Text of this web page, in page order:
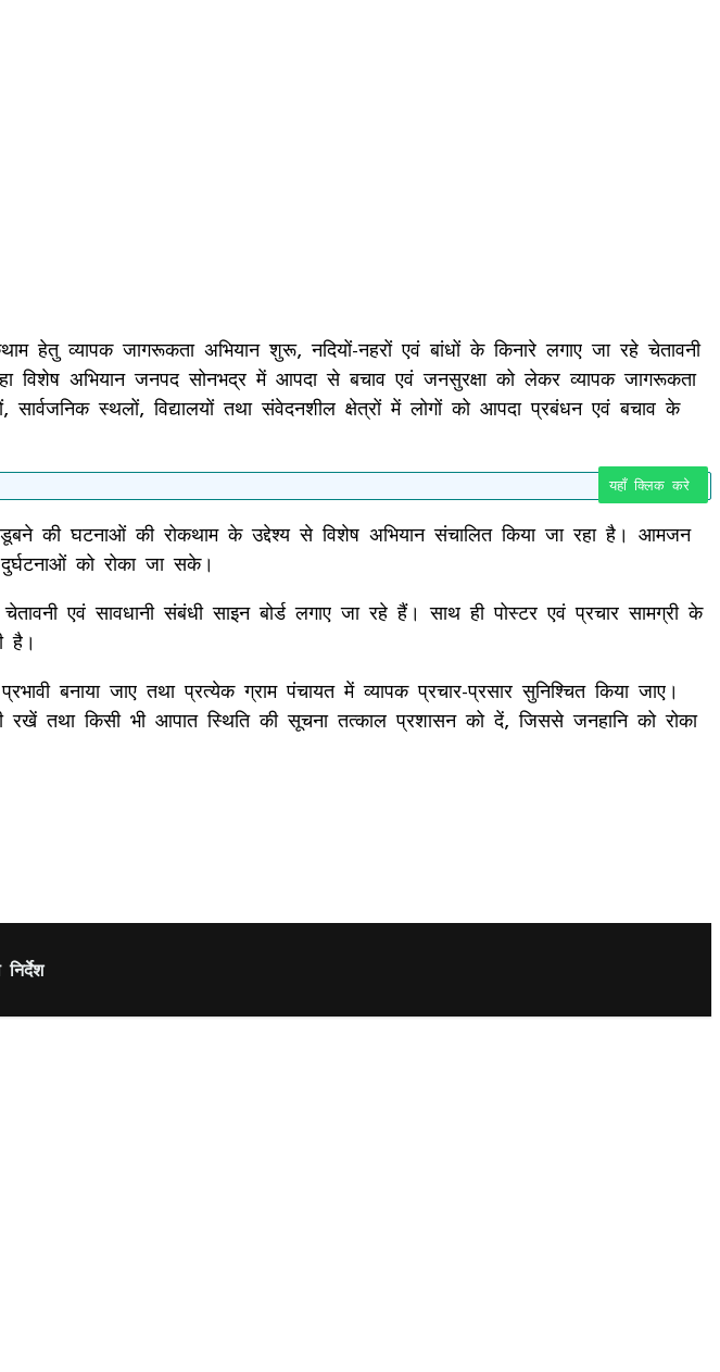
हेतु व्यापक जागरूकता अभियान शुरू, नदियों-नहरों एवं बांधों के किनारे लगाए जा रहे चेतावनी
विशेष अभियान जनपद सोनभद्र में आपदा से बचाव एवं जनसुरक्षा को लेकर व्यापक जागरूकता
सार्वजनिक स्थलों, विद्यालयों तथा संवेदनशील क्षेत्रों में लोगों को आपदा प्रबंधन एवं बचाव के
यहाँ क्लिक करे
की घटनाओं की रोकथाम के उद्देश्य से विशेष अभियान संचालित किया जा रहा है। आमजन
को रोका जा सके।
एवं सावधानी संबंधी साइन बोर्ड लगाए जा रहे हैं। साथ ही पोस्टर एवं प्रचार सामग्री के
है।
बनाया जाए तथा प्रत्येक ग्राम पंचायत में व्यापक प्रचार-प्रसार सुनिश्चित किया जाए।
रखें तथा किसी भी आपात स्थिति की सूचना तत्काल प्रशासन को दें, जिससे जनहानि को रोका